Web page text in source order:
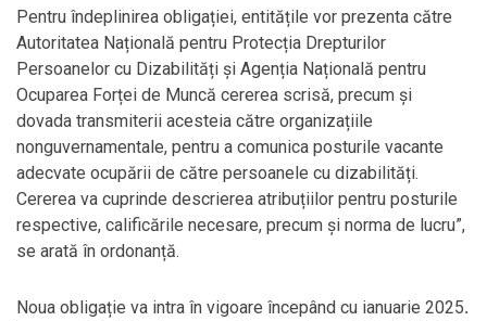
Pentru îndeplinirea obligației, entitățile vor prezenta către
Autoritatea Națională pentru Protecția Drepturilor
Persoanelor cu Dizabilități și Agenția Națională pentru
Ocuparea Forței de Muncă cererea scrisă, precum și
dovada transmiterii acesteia către organizațiile
nonguvernamentale, pentru a comunica posturile vacante
adecvate ocupării de către persoanele cu dizabilități.
Cererea va cuprinde descrierea atribuțiilor pentru posturile
respective, calificările necesare, precum și norma de lucru”,
se arată în ordonanță.
Noua obligație va intra în vigoare începând cu ianuarie 2025.